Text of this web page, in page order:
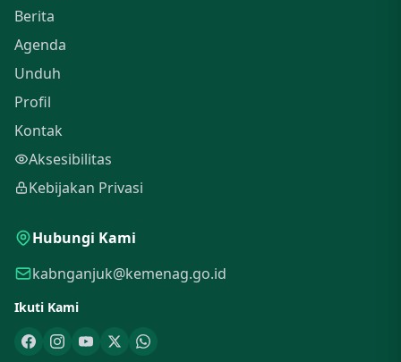
Berita
Agenda
Unduh
Profil
Kontak
Aksesibilitas
Kebijakan Privasi
Hubungi Kami
kabnganjuk@kemenag.go.id
Ikuti Kami